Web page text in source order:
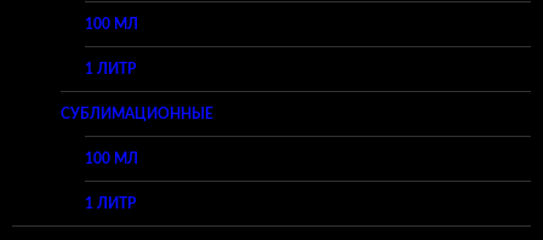
100 МЛ
1 ЛИТР
СУБЛИМАЦИОННЫЕ
100 МЛ
1 ЛИТР